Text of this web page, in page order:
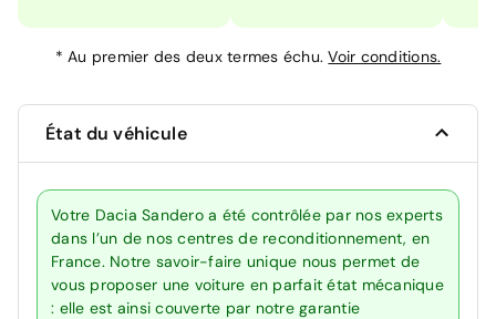
*Au premier des deux termes échu.Voir conditions.
État du véhicule
Votre Dacia Sandero a été contrôlée par nos experts
dans l’un de nos centres de reconditionnement, en
France. Notre savoir-faire unique nous permet de
vous proposer une voiture en parfait état mécanique
: elle est ainsi couverte par notre garantie